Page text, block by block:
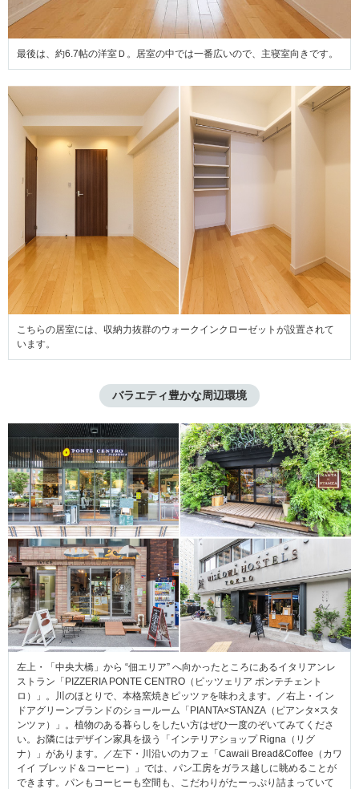
最後は、約6.7帖の洋室Ｄ。居室の中では一番広いので、主寝室向きです。
こちらの居室には、収納力抜群のウォークインクローゼットが設置されて
います。
バラエティ豊かな周辺環境
左上・「中央大橋」から “佃エリア” へ向かったところにあるイタリアンレ
ストラン「PIZZERIA PONTE CENTRO（ピッツェリア ポンテチェント
ロ）」。川のほとりで、本格窯焼きピッツァを味わえます。／右上・イン
ドアグリーンブランドのショールーム「PIANTA×STANZA（ピアンタ×スタ
ンツァ）」。植物のある暮らしをしたい方はぜひ一度のぞいてみてくださ
い。お隣にはデザイン家具を扱う「インテリアショップ Rigna（リグ
ナ）」があります。／左下・川沿いのカフェ「Cawaii Bread&Coffee（カワ
イイ ブレッド＆コーヒー）」では、パン工房をガラス越しに眺めることが
できます。パンもコーヒーも空間も、こだわりがたーっぷり詰まっていて